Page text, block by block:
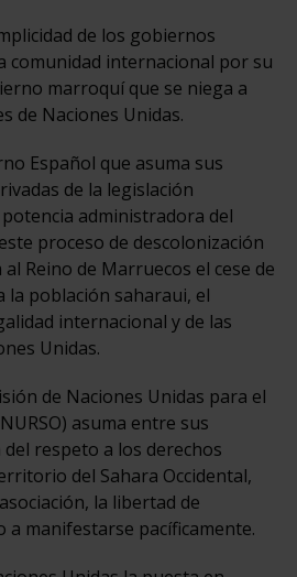
de los gobiernos
comunidad internacional por su
marroquí que se niega a
de Naciones Unidas.
Español que asuma sus
de la legislación
administradora del
proceso de descolonización
Reino de Marruecos el cese de
la población saharaui, el
internacional y de las
Unidas.
de Naciones Unidas para el
asuma entre sus
respeto a los derechos
del Sahara Occidental,
la libertad de
a manifestarse pacíficamente.